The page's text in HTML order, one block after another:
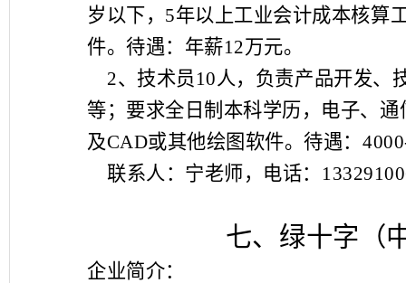
岁以下， 5年以上工业会计成本核算
件。待遇：年薪12万元。
2、技术员 10人，负责产品开发、
等；要求全日制本科学历，电子、
及CAD或其他绘图软件。待遇：
联系人：宁老师，电话：
七、绿十字（
企业简介：